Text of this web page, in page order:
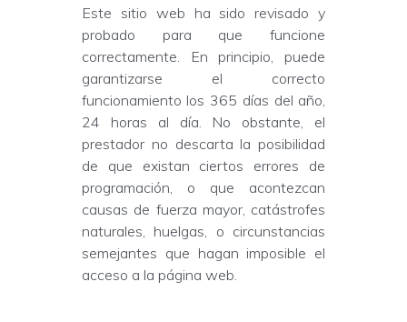
Este sitio web ha sido revisado y
probado para que funcione
correctamente. En principio, puede
garantizarse el correcto
funcionamiento los 365 días del año,
24 horas al día. No obstante, el
prestador no descarta la posibilidad
de que existan ciertos errores de
programación, o que acontezcan
causas de fuerza mayor, catástrofes
naturales, huelgas, o circunstancias
semejantes que hagan imposible el
acceso a la página web.